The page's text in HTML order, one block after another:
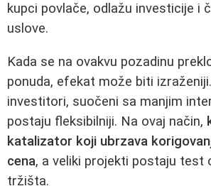
kupci povlače, odlažu investicije i
uslove.
Kada se na ovakvu pozadinu
ponuda, efekat može biti
investitori, suočeni sa manjim
postaju fleksibilniji. Na ovaj način,
katalizator koji ubrzava
cena, a veliki projekti postaju test
tržišta.